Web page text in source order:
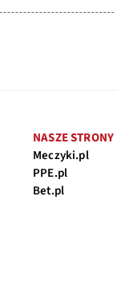
NASZE STRONY
Meczyki.pl
PPE.pl
Bet.pl